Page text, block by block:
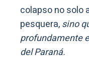
colapso no solo
pesquera,sino
profundamente
del Paraná.